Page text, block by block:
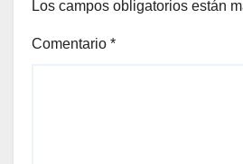
Los campos obligatorios están
Comentario *